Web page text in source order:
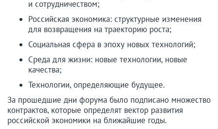
и сотрудничеством;
Российская экономика: структурные изменения
для возвращения на траекторию роста;
Социальная сфера в эпоху новых технологий;
Среда для жизни: новые технологии, новые
качества;
Технологии, определяющие будущее.
За прошедшие дни форума было подписано множество
контрактов, которые определят вектор развития
российской экономики на ближайшие годы.